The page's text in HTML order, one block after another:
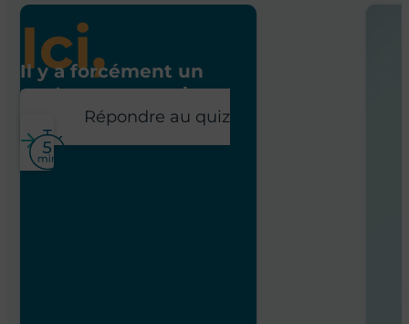
Ici,
Il y a forcément un
poste pour vous !
Répondre au quiz